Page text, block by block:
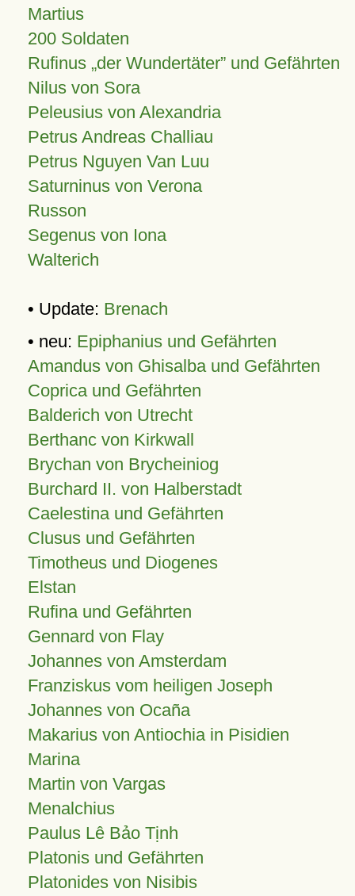
Martius
200 Soldaten
Rufinus „der Wundertäter” und Gefährten
Nilus von Sora
Peleusius von Alexandria
Petrus Andreas Challiau
Petrus Nguyen Van Luu
Saturninus von Verona
Russon
Segenus von Iona
Walterich
• Update: Brenach
• neu: Epiphanius und Gefährten
Amandus von Ghisalba und Gefährten
Coprica und Gefährten
Balderich von Utrecht
Berthanc von Kirkwall
Brychan von Brycheiniog
Burchard II. von Halberstadt
Caelestina und Gefährten
Clusus und Gefährten
Timotheus und Diogenes
Elstan
Rufina und Gefährten
Gennard von Flay
Johannes von Amsterdam
Franziskus vom heiligen Joseph
Johannes von Ocaña
Makarius von Antiochia in Pisidien
Marina
Martin von Vargas
Menalchius
Paulus Lê Bảo Tịnh
Platonis und Gefährten
Platonides von Nisibis